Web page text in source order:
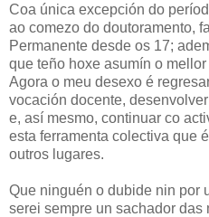
Coa única excepción do
ao comezo do doutoramento,
Permanente desde os 17;
que teño hoxe asumín o
Agora o meu desexo é
vocación docente,
e, así mesmo, continuar co
esta ferramenta colectiva que
outros lugares.
Que ninguén o dubide nin por
serei sempre un sachador